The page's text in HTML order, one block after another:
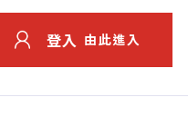
登入 由此進入